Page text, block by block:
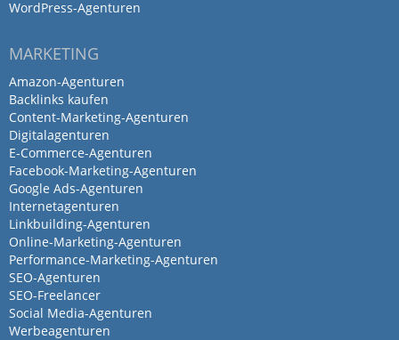
WordPress-Agenturen
MARKETING
Amazon-Agenturen
Backlinks kaufen
Content-Marketing-Agenturen
Digitalagenturen
E-Commerce-Agenturen
Facebook-Marketing-Agenturen
Google Ads-Agenturen
Internetagenturen
Linkbuilding-Agenturen
Online-Marketing-Agenturen
Performance-Marketing-Agenturen
SEO-Agenturen
SEO-Freelancer
Social Media-Agenturen
Werbeagenturen